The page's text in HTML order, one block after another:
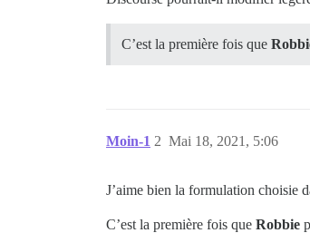
C’est la première fois que
Moin-1 Mai 18, 2021, 5:06
2
J’aime bien la formulation choisie
C’est la première fois que Robbie